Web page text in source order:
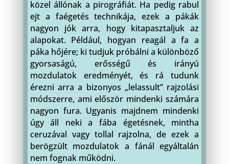
közel állónak a pirográfiát. Ha pedig rabul
ejt a faégetés technikája, ezek a pákák
nagyon jók arra, hogy kitapasztaljuk az
alapokat. Például, hogyan reagál a fa a
páka hőjére; ki tudjuk próbálni a különböző
gyorsaságú, erősségű és irányú
mozdulatok eredményét, és rá tudunk
érezni arra a bizonyos „lelassult” rajzolási
módszerre, ami először mindenki számára
nagyon fura. Ugyanis majdnem mindenki
úgy áll neki a fába égetésnek, mintha
ceruzával vagy tollal rajzolna, de ezek a
berögzült mozdulatok a fánál egyáltalán
nem fognak működni.